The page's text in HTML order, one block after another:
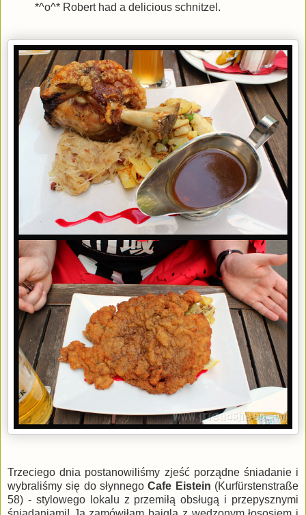
*^o^* Robert had a delicious schnitzel.
Trzeciego dnia postanowiliśmy zjeść porządne śniadanie i
wybraliśmy się do słynnegoCafe Eistein (Kurfürstenstraße
58) - stylowego lokalu z przemiłą obsługą i przepysznymi